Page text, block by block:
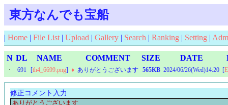
東方なんでも宝船
| Home | File List | Upload | Gallery | Search | Ranking | Setting |
N DL NAME COMMENT SIZE DATE
· 691 [th4_6699.png] ♦ ありがとうございます 565KB 2024/06/26(Wed)14:20 [
修正コメント入力